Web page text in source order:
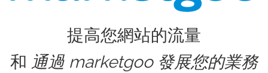
提高您網站的流量
和 通過 marketgoo 發展您的業務